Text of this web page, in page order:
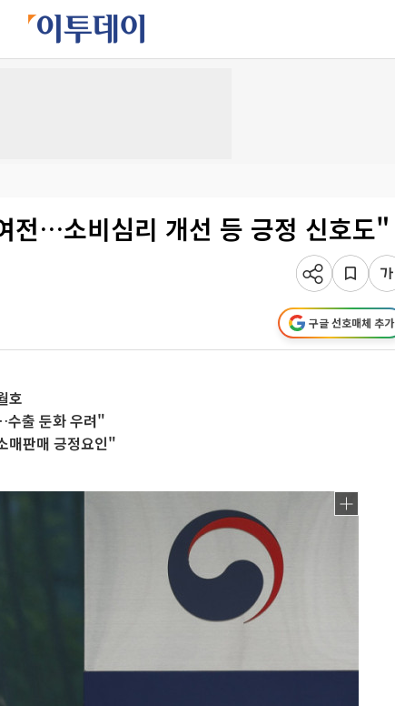
전…소비심리 개선 등 긍정 신호도"
구글 선호매체 추가
호
수출 둔화 우려"
매판매 긍정요인"